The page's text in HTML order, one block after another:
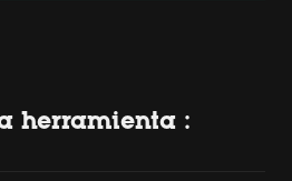
herramienta :